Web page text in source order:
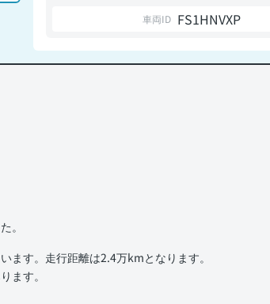
車両ID FS1HNVXP
。
ます。走行距離は2.4万kmとなります。
ます。